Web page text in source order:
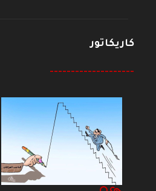
كاريكاتور
--------------------